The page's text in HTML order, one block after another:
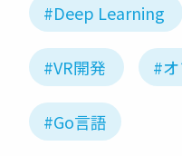
#Deep Learning
#VR開発 #
#Go言語